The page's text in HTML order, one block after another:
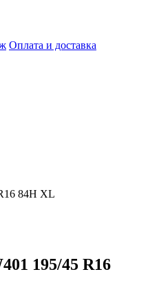
Оплата и доставка
84H XL
195/45 R16